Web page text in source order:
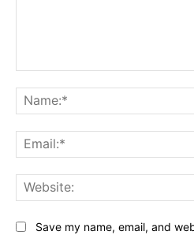
Save my name, email, and